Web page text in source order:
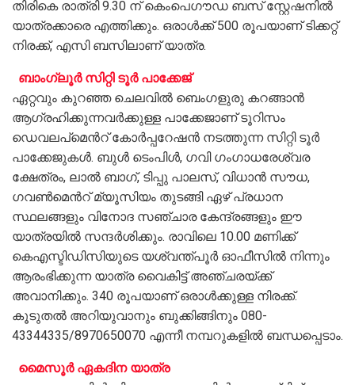
തിരികെ രാത്രി 9.30 ന് കെംപെഗൗഡ ബസ് സ്റ്റേഷനിൽ
യാത്രക്കാരെ എത്തിക്കും. ഒരാൾക്ക് 500 രൂപയാണ് ടിക്കറ്റ്
നിരക്ക്, എസി ബസിലാണ് യാത്ര.
ബാംഗ്ലൂർ സിറ്റി ടൂർ പാക്കേജ്
ഏറ്റവും കുറഞ്ഞ ചെലവിൽ ബെംഗളുരു കറങ്ങാൻ
ആഗ്രഹിക്കുന്നവർക്കുള്ള പാക്കേജാണ് ടൂറിസം
ഡെവലപ്മെന്‍റ് കോർപ്പറേഷൻ നടത്തുന്ന സിറ്റി ടൂർ
പാക്കേജുകൾ. ബുൾ ടെംപിൾ, ഗവി ഗംഗാധരേശ്വര
ക്ഷേത്രം, ലാൽ ബാഗ്, ടിപ്പു പാലസ്, വിധാൻ സൗധ,
ഗവൺമെന്‍റ് മ്യൂസിയം തുടങ്ങി ഏഴ് പ്രധാന
സ്ഥലങ്ങളും വിനോദ സഞ്ചാര കേന്ദ്രങ്ങളും ഈ
യാത്രയിൽ സന്ദർശിക്കും. രാവിലെ 10.00 മണിക്ക്
കെഎസ്ടിഡിസിയുടെ യശ്വന്ത്പൂർ ഓഫീസിൽ നിന്നും
ആരംഭിക്കുന്ന യാത്ര വൈകിട്ട് അഞ്ചരയ്ക്ക്
അവാനിക്കും. 340 രൂപയാണ് ഒരാൾക്കുള്ള നിരക്ക്.
കൂടുതൽ അറിയുവാനും ബുക്കിങ്ങിനും 080-
43344335/8970650070 എന്നീ നമ്പറുകളിൽ ബന്ധപ്പെടാം.
മൈസൂർ ഏകദിന യാത്ര